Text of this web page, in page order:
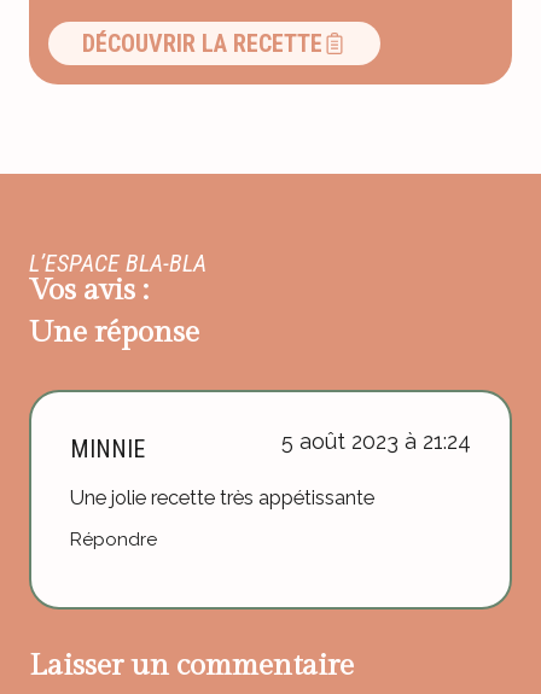
DÉCOUVRIR LA RECETTE
L’ESPACE BLA-BLA
Vos avis :
Une réponse
MINNIE 5 août 2023 à 21:24
Une jolie recette très appétissante
Répondre
Laisser un commentaire